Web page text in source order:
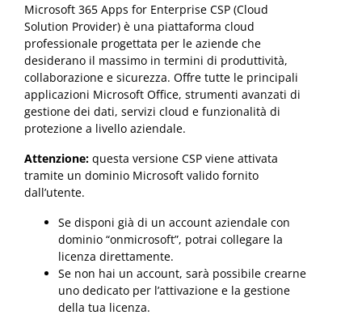
Microsoft 365 Apps for Enterprise CSP (Cloud
Solution Provider) è una piattaforma cloud
professionale progettata per le aziende che
desiderano il massimo in termini di produttività,
collaborazione e sicurezza. Offre tutte le principali
applicazioni Microsoft Office, strumenti avanzati di
gestione dei dati, servizi cloud e funzionalità di
protezione a livello aziendale.
Attenzione: questa versione CSP viene attivata
tramite un dominio Microsoft valido fornito
dall’utente.
Se disponi già di un account aziendale con
dominio “onmicrosoft”, potrai collegare la
licenza direttamente.
Se non hai un account, sarà possibile crearne
uno dedicato per l’attivazione e la gestione
della tua licenza.